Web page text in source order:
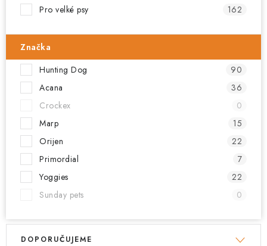
Pro velké psy
162
Značka
Hunting Dog
90
Acana
36
Crockex
0
Marp
15
Orijen
22
Primordial
7
Yoggies
22
Sunday pets
0
V
Ř
DOPORUČUJEME